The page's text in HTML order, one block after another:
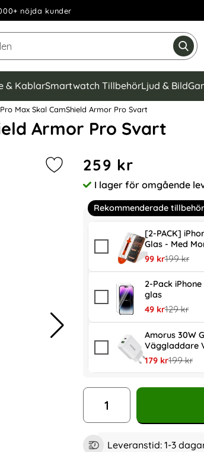
nöjda kunder
& KablarSmartwatch TillbehörLjud & Bild
Max Skal CamShield Armor Pro Svart
Armor Pro Svart
Markera nILLKIN iPhone 14 Pro
pris
259 kr
Tillgänglighet:
I lager för omgående
Rekommenderade tillbehör
[2-PACK]
Glas - Med
rea pris
99 krtidigare
199 kr
2-Pack
glas
rea pris
49 krtidigare
129 kr
Amorus 30W
Väggladdare
rea pris
179 krtidigare
199 kr
antal
Leveranstid: 1-3